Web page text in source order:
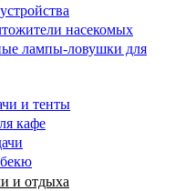
насекомых
лампы-ловушки для
и тенты
кафе
и отдыха